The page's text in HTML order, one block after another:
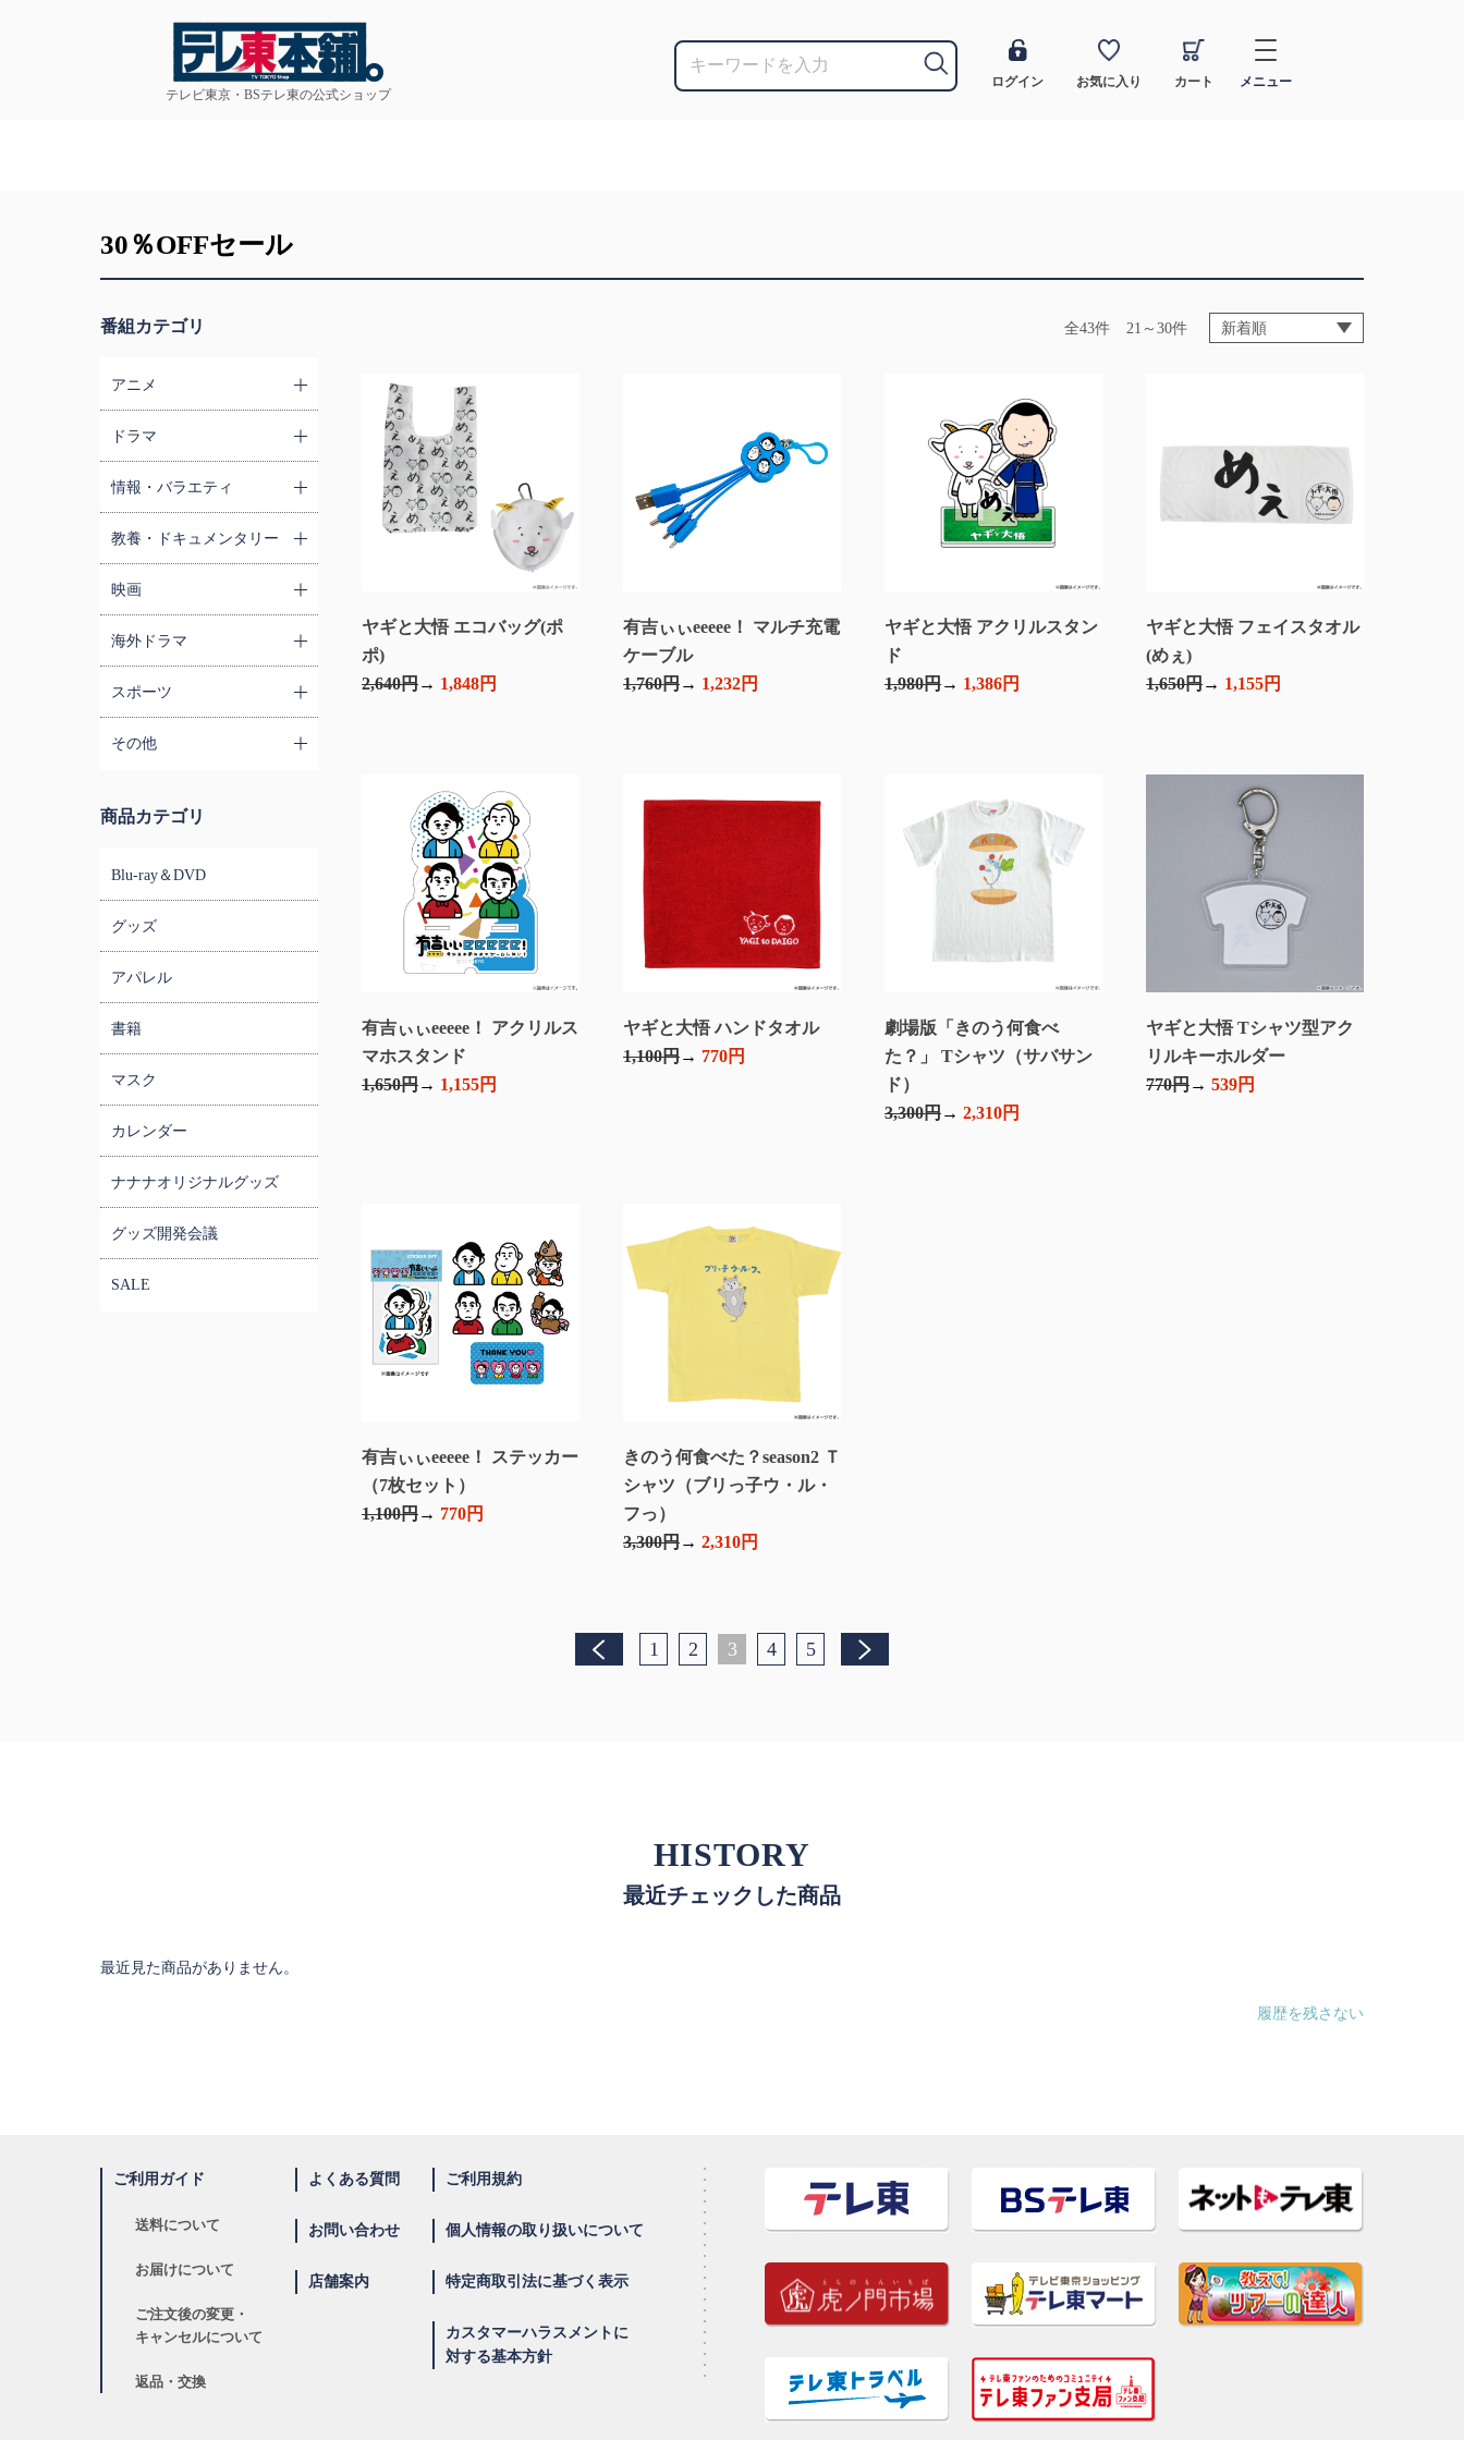
テレビ東京・BSテレ東の公式ショップ
ログイン お気に入り カート メニュー
番組カテゴリ
アニメ
ドラマ
情報・バラエティ
教養・ドキュメンタリー
映画
海外ドラマ
スポーツ
その他
商品カテゴリ
Blu-ray＆DVD
グッズ
アパレル
書籍
マスク
カレンダー
ナナナオリジナルグッズ
グッズ開発会議
SALE
30％OFFセール
全43件 21～30件
ヤギと大悟 エコバッグ(ポ
ポ)
2,640円
1,848円
有吉ぃぃeeeee！ マルチ充電
ケーブル
1,760円
1,232円
ヤギと大悟 アクリルスタン
ド
1,980円
1,386円
ヤギと大悟 フェイスタオル
(めぇ)
1,650円
1,155円
有吉ぃぃeeeee！ アクリルス
マホスタンド
1,650円
1,155円
ヤギと大悟 ハンドタオル
1,100円
770円
劇場版「きのう何食べ
た？」 Tシャツ（サバサン
ド）
3,300円
2,310円
ヤギと大悟 Tシャツ型アク
リルキーホルダー
770円
539円
有吉ぃぃeeeee！ ステッカー
（7枚セット）
1,100円
770円
きのう何食べた？season2 Ｔ
シャツ（ブリっ子ウ・ル・
フっ）
3,300円
2,310円
1 2 3 4 5
HISTORY
最近チェックした商品
最近見た商品がありません。
履歴を残さない
ご利用ガイド
送料について
お届けについて
ご注文後の変更・
キャンセルについて
返品・交換
よくある質問
お問い合わせ
店舗案内
ご利用規約
個人情報の取り扱いについて
特定商取引法に基づく表示
カスタマーハラスメントに
対する基本方針